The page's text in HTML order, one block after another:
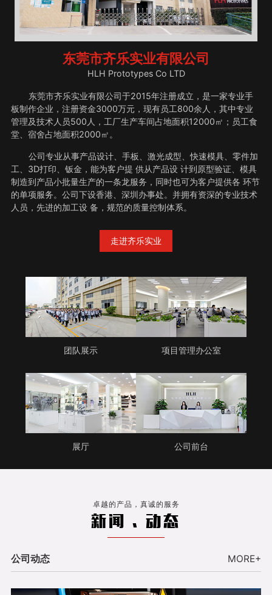
东莞市齐乐实业有限公司
HLH Prototypes Co LTD
东莞市齐乐实业有限公司于2015年注册成立，是一家专业手
板制作企业，注册资金3000万元，现有员工800余人，其中专业
管理及技术人员500人，工厂生产车间占地面积12000㎡；员工食
堂、宿舍占地面积2000㎡。
公司专业从事产品设计、手板、激光成型、快速模具、零件加
工、3D打印、钣金，能为客户提 供从产品设 计到原型验证、模具
制造到产品小批量生产的一条龙服务，同时也可为客户提供各 环节
的单项服务。公司下设香港、深圳办事处。并拥有资深的专业技术
人员，先进的加工设 备，规范的质量控制体系。
走进齐乐实业
团队展示 项目管理办公室
展厅 公司前台
卓越的产品，真诚的服务
新闻 . 动态
公司动态 MORE+